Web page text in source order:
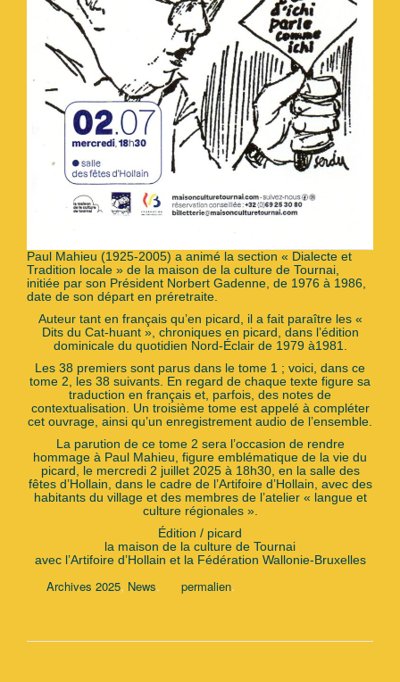
Paul Mahieu (1925-2005) a animé la section « Dialecte et
Tradition locale » de la maison de la culture de Tournai,
initiée par son Président Norbert Gadenne, de 1976 à 1986,
date de son départ en préretraite.
Auteur tant en français qu’en picard, il a fait paraître les «
Dits du Cat-huant », chroniques en picard, dans l’édition
dominicale du quotidien Nord-Éclair de 1979 à1981.
Les 38 premiers sont parus dans le tome 1 ; voici, dans ce
tome 2, les 38 suivants. En regard de chaque texte figure sa
traduction en français et, parfois, des notes de
contextualisation. Un troisième tome est appelé à compléter
cet ouvrage, ainsi qu’un enregistrement audio de l’ensemble.
La parution de ce tome 2 sera l’occasion de rendre
hommage à Paul Mahieu, figure emblématique de la vie du
picard, le mercredi 2 juillet 2025 à 18h30, en la salle des
fêtes d’Hollain, dans le cadre de l’Artifoire d’Hollain, avec des
habitants du village et des membres de l’atelier « langue et
culture régionales ».
Édition / picard
la maison de la culture de Tournai
avec l’Artifoire d’Hollain et la Fédération Wallonie-Bruxelles
Archives 2025, News. permalien.